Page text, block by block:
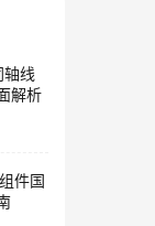
线
解析
件国